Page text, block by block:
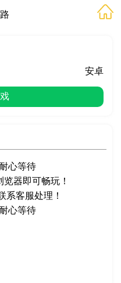
安卓
心等待
器即可畅玩！
系客服处理！
心等待